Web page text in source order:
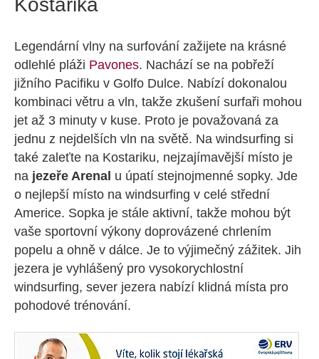
Kostarika
Legendární vlny na surfování zažijete na krásné
odlehlé pláži Pavones. Nachází se na pobřeží
jižního Pacifiku v Golfo Dulce. Nabízí dokonalou
kombinaci větru a vln, takže zkušení surfaři mohou
jet až 3 minuty v kuse. Proto je považovaná za
jednu z nejdelších vln na světě. Na windsurfing si
také zaleťte na Kostariku, nejzajímavější místo je
na jezeře Arenal u úpatí stejnojmenné sopky. Jde
o nejlepší místo na windsurfing v celé střední
Americe. Sopka je stále aktivní, takže mohou být
vaše sportovní výkony doprovázené chrlením
popelu a ohně v dálce. Je to výjimečný zážitek. Jih
jezera je vyhlášený pro vysokorychlostní
windsurfing, sever jezera nabízí klidná místa pro
pohodové trénování.